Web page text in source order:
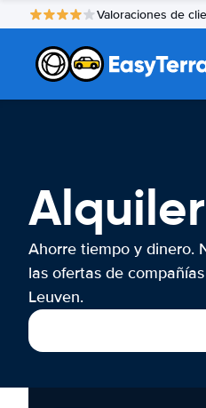
Valoraciones de
Ahorre tiempo y dinero.
las ofertas de
Leuven.